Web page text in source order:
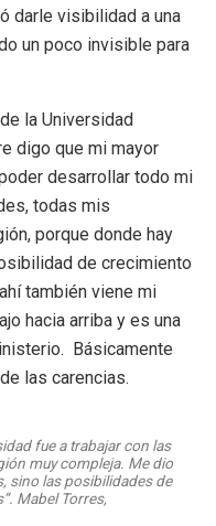
darle visibilidad a una
un poco invisible para
la Universidad
digo que mi mayor
desarrollar todo mi
todas mis
porque donde hay
de crecimiento
también viene mi
hacia arriba y es una
Básicamente
las carencias.
fue a trabajar con las
muy compleja. Me dio
sino las posibilidades de
Mabel Torres,